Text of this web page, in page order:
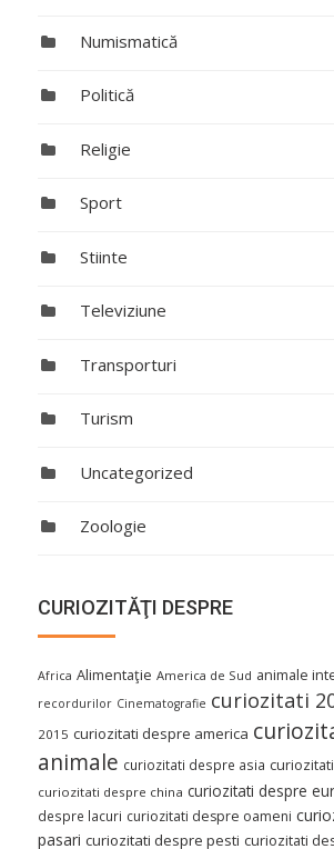
Numismatică
Politică
Religie
Sport
Stiinte
Televiziune
Transporturi
Turism
Uncategorized
Zoologie
CURIOZITĂŢI DESPRE
Africa Alimentaţie America de Sud animale
recordurilor Cinematografie curiozitati
2015 curiozitati despre america
animale curiozitati despre asia
curiozitati despre china curiozitati despre
despre lacuri curiozitati despre oameni
pasari curiozitati despre pesti curiozitati